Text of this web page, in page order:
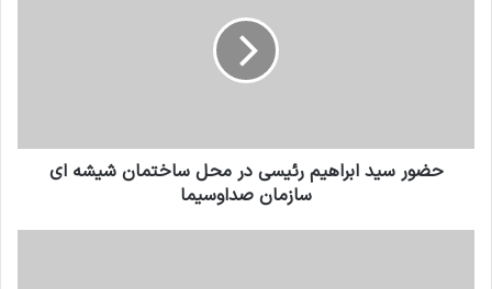
حضور سید ابراهیم رئیسی در محل ساختمان شيشه اي
سازمان صداوسيما